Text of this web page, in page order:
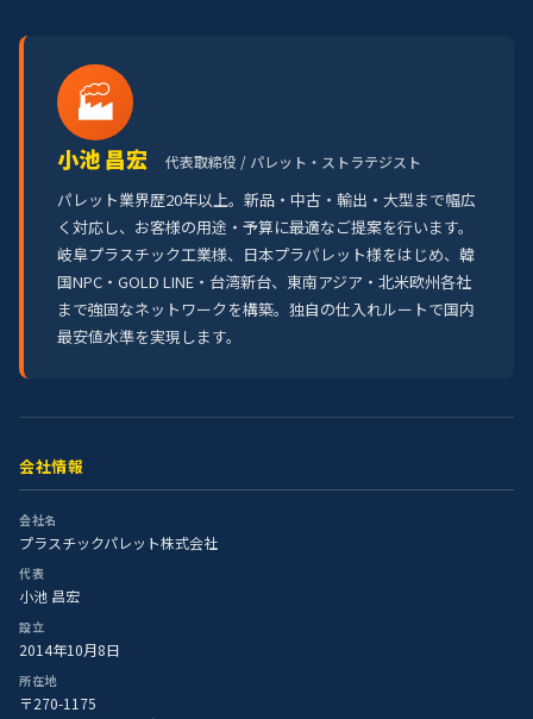
🏭
小池 昌宏 代表取締役 / パレット・ストラテジスト
パレット業界歴20年以上。新品・中古・輸出・大型まで幅広
く対応し、お客様の用途・予算に最適なご提案を行います。
岐阜プラスチック工業様、日本プラパレット様をはじめ、韓
国NPC・GOLD LINE・台湾新台、東南アジア・北米欧州各社
まで強固なネットワークを構築。独自の仕入れルートで国内
最安値水準を実現します。
会社情報
会社名
プラスチックパレット株式会社
代表
小池 昌宏
設立
2014年10月8日
所在地
〒270-1175